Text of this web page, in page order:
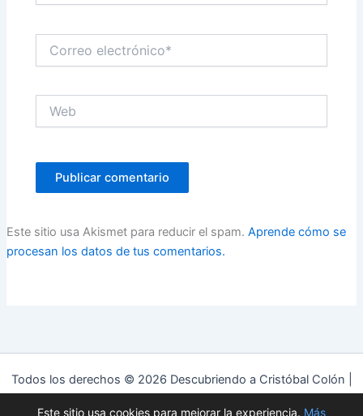
electrónico*
Este sitio usa Akismet para reducir el spam. Aprende cómo se
procesan los datos de tus comentarios.
Todos los derechos © 2026 Descubriendo a Cristóbal Colón |
Este sitio usa cookies para mejorar la experiencia. Más